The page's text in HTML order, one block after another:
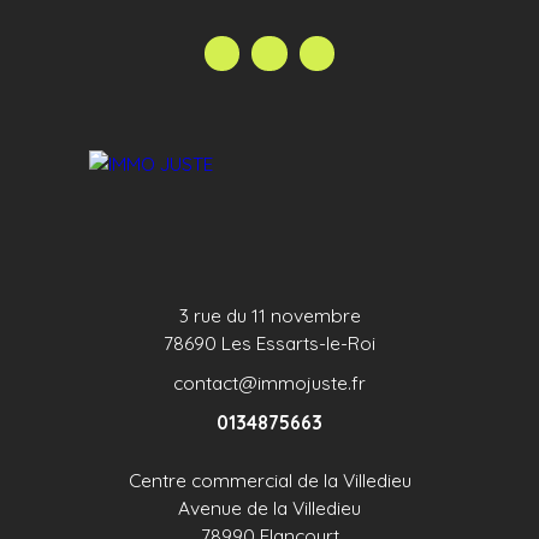
de votre choix! Une visite virtuelle 3D 360° est
disponible sur notre site www. immojuste. fr.
enregistré au RSAC de Versailles n°992 917 401 j.
seminario@immojuste. fr. Téléphonez au 06. 87.
3 rue du 11 novembre
78690 Les Essarts-le-Roi
contact@immojuste.fr
0134875663
Centre commercial de la Villedieu
Avenue de la Villedieu